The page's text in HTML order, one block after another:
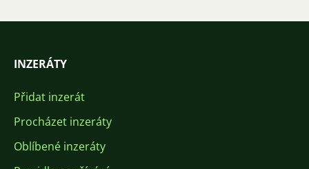
INZERÁTY
Přidat inzerát
Procházet inzeráty
Oblíbené inzeráty